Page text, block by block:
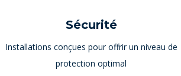
Sécurité
Installations conçues pour offrir un niveau de
protection optimal